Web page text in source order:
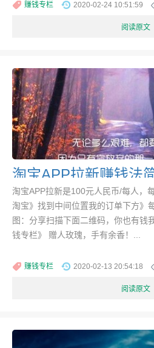
赚钱专栏 2020-02-24 10:51:59
阅读原文
淘宝APP拉新赚钱法
淘宝APP拉新是100元人民币/每人，
淘宝》找到中间位置我的订单下方》
图：分享扫描下面二维码，你也有钱
钱专栏》 赠人玫瑰，手有余香！...
赚钱专栏 2020-02-13 20:54:18
阅读原文